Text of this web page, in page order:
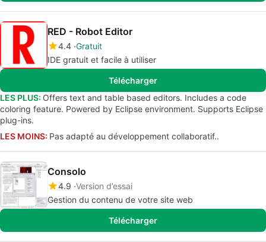
RED - Robot Editor
4.4 Gratuit
IDE gratuit et facile à utiliser
Télécharger
LES PLUS: Offers text and table based editors. Includes a code
coloring feature. Powered by Eclipse environment. Supports Eclipse
plug-ins.
LES MOINS: Pas adapté au développement collaboratif..
Consolo
4.9 Version d’essai
Gestion du contenu de votre site web
Télécharger